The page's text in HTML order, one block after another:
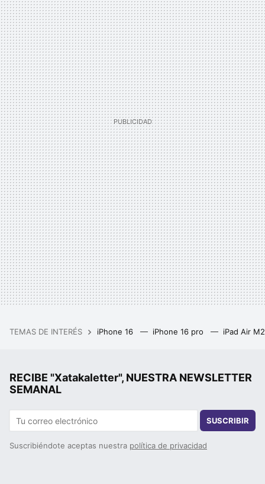
TEMAS DE INTERÉS iPhone 16 iPhone 16 pro iPad Air
RECIBE "Xatakaletter", NUESTRA NEWSLETTER
SEMANAL
SUSCRIBIR
Suscribiéndote aceptas nuestra política de privacidad